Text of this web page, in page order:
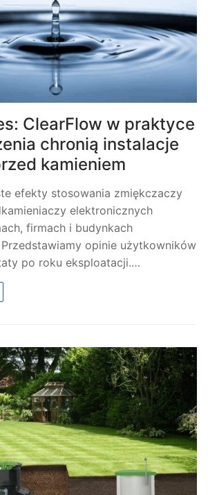
ClearFlow w praktyce
chronią instalacje
kamieniem
efekty stosowania zmiękczaczy
elektronicznych
firmach i budynkach
opinie użytkowników
po roku eksploatacji.…